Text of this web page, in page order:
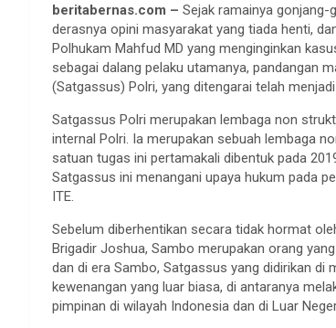
beritabernas.com – Sejak ramainya gonjang-
derasnya opini masyarakat yang tiada henti,
Polhukam Mahfud MD yang menginginkan
sebagai dalang pelaku utamanya, pandangan
(Satgassus) Polri, yang ditengarai telah
Satgassus Polri merupakan lembaga non
internal Polri. Ia merupakan sebuah lembaga
satuan tugas ini pertamakali dibentuk pada
Satgassus ini menangani upaya hukum pada
ITE.
Sebelum diberhentikan secara tidak hormat
Brigadir Joshua, Sambo merupakan orang
dan di era Sambo, Satgassus yang didirikan di
kewenangan yang luar biasa, di antaranya
pimpinan di wilayah Indonesia dan di Luar